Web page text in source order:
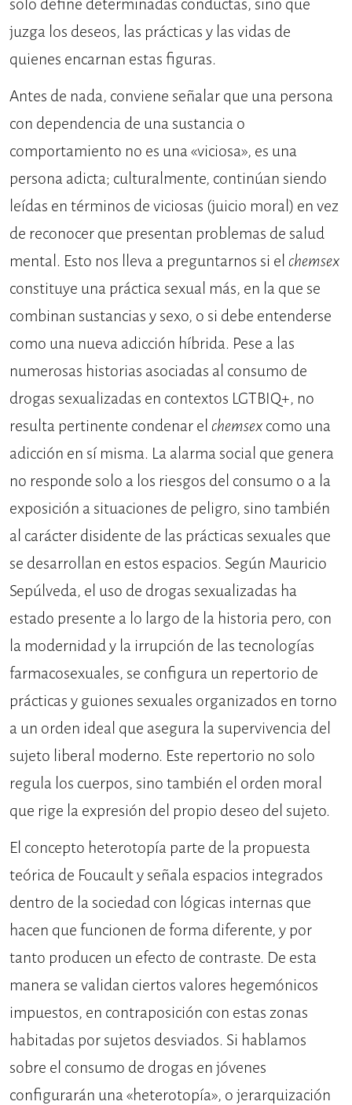
solo define determinadas conductas, sino que
juzga los deseos, las prácticas y las vidas de
quienes encarnan estas figuras.
Antes de nada, conviene señalar que una persona
con dependencia de una sustancia o
comportamiento no es una «viciosa», es una
persona adicta; culturalmente, continúan siendo
leídas en términos de viciosas (juicio moral) en vez
de reconocer que presentan problemas de salud
mental. Esto nos lleva a preguntarnos si el chemsex
constituye una práctica sexual más, en la que se
combinan sustancias y sexo, o si debe entenderse
como una nueva adicción híbrida. Pese a las
numerosas historias asociadas al consumo de
drogas sexualizadas en contextos LGTBIQ+, no
resulta pertinente condenar el chemsexcomo una
adicción en sí misma. La alarma social que genera
no responde solo a los riesgos del consumo o a la
exposición a situaciones de peligro, sino también
al carácter disidente de las prácticas sexuales que
se desarrollan en estos espacios. Según Mauricio
Sepúlveda, el uso de drogas sexualizadas ha
estado presente a lo largo de la historia pero, con
la modernidad y la irrupción de las tecnologías
farmacosexuales, se configura un repertorio de
prácticas y guiones sexuales organizados en torno
a un orden ideal que asegura la supervivencia del
sujeto liberal moderno. Este repertorio no solo
regula los cuerpos, sino también el orden moral
que rige la expresión del propio deseo del sujeto.
El concepto heterotopía parte de la propuesta
teórica de Foucault y señala espacios integrados
dentro de la sociedad con lógicas internas que
hacen que funcionen de forma diferente, y por
tanto producen un efecto de contraste. De esta
manera se validan ciertos valores hegemónicos
impuestos, en contraposición con estas zonas
habitadas por sujetos desviados. Si hablamos
sobre el consumo de drogas en jóvenes
configurarán una «heterotopía», o jerarquización